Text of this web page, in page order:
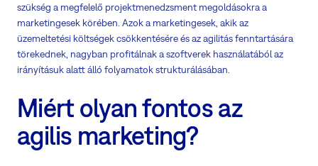
szükség a megfelelő projektmenedzsment megoldásokra a
marketingesek körében. Azok a marketingesek, akik az
üzemeltetési költségek csökkentésére és az agilitás fenntartására
törekednek, nagyban profitálnak a szoftverek használatából az
irányításuk alatt álló folyamatok strukturálásában.
Miért olyan fontos az
agilis marketing?